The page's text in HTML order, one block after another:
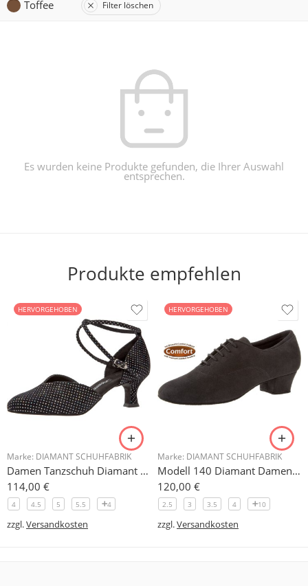
Toffee Filter löschen
Es wurden keine Produkte gefunden, die Ihrer Auswahl
entsprechen.
Produkte empfehlen
HERVORGEHOBEN
Marke: DIAMANT SCHUHFABRIK
Damen Tanzschuh Diamant Modell 105
114,00 €
4 4.5 5 5.5 4
zzgl.Versandkosten
HERVORGEHOBEN
Marke: DIAMANT SCHUHFABRIK
Modell 140 Diamant Damen Trainerschuh Microfaser 3,7 cm
120,00 €
2.5 3 3.5 4 10
zzgl.Versandkosten